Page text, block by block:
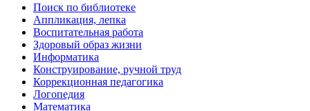
Поиск по библиотеке
Аппликация, лепка
Воспитательная работа
Здоровый образ жизни
Информатика
Конструирование, ручной труд
Коррекционная педагогика
Логопедия
Математика